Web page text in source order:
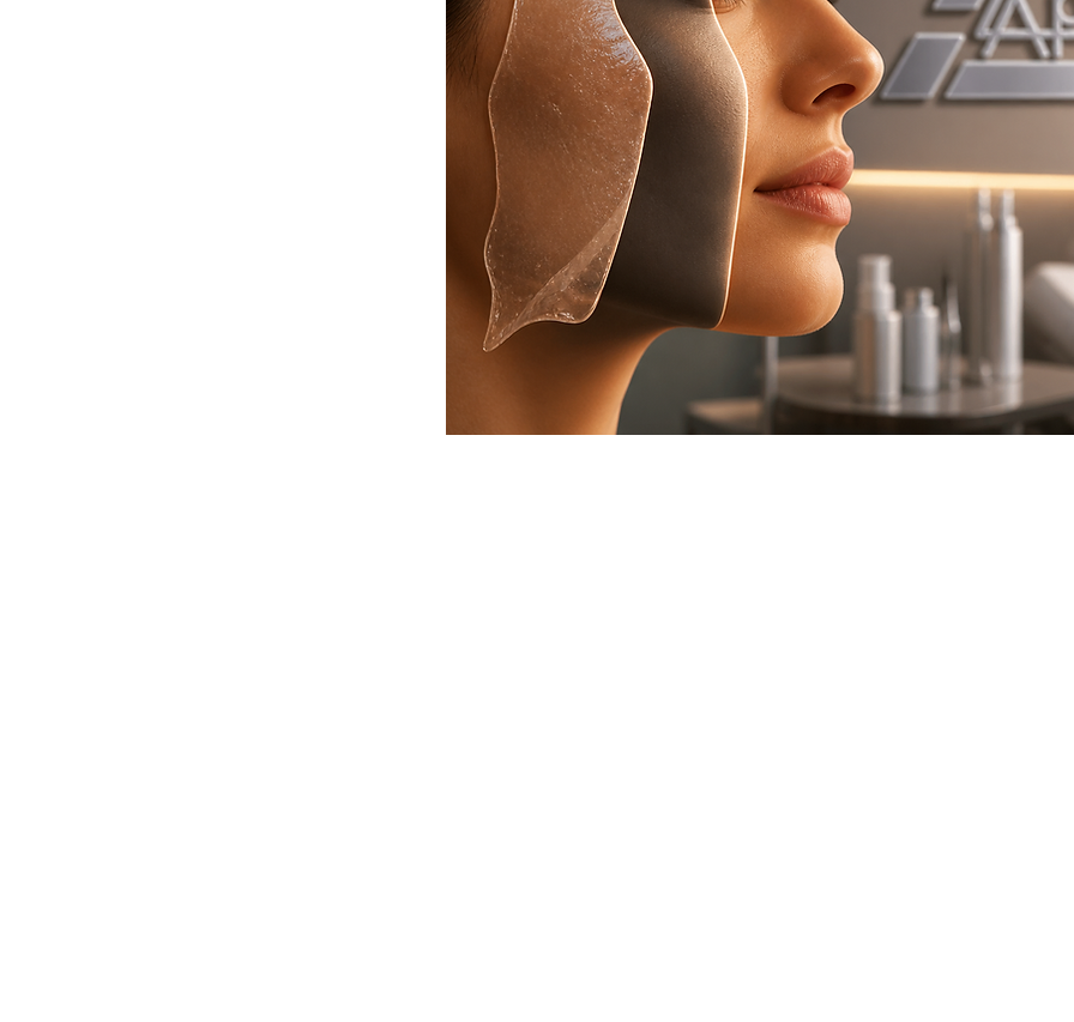
soins visage pour les fêtes soins de peau en
soins points noirs du visage peeling chimique